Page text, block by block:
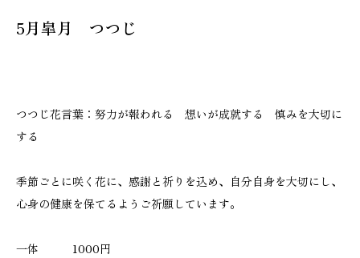
5月皐月 つつじ
つつじ花言葉：努力が報われる 想いが成就する 慎みを大切に
する
季節ごとに咲く花に、感謝と祈りを込め、自分自身を大切にし、
心身の健康を保てるようご祈願しています。
一体 1000円